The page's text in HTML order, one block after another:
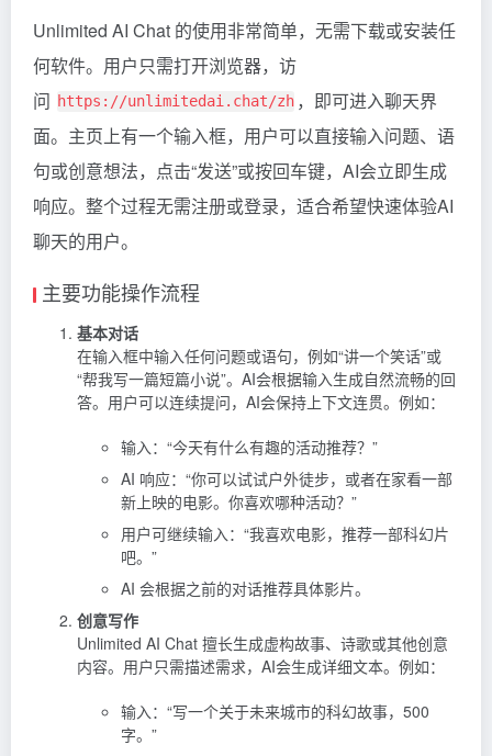
Unlimited AI Chat 的使用非常简单，无需下载或安装任
何软件。用户只需打开浏览器，访
问 https://unlimitedai.chat/zh ，即可进入聊天界
面。主页上有一个输入框，用户可以直接输入问题、语
句或创意想法，点击“发送”或按回车键，AI会立即生成
响应。整个过程无需注册或登录，适合希望快速体验AI
聊天的用户。
主要功能操作流程
基本对话
在输入框中输入任何问题或语句，例如“讲一个笑话”或
“帮我写一篇短篇小说”。AI会根据输入生成自然流畅的回
答。用户可以连续提问，AI会保持上下文连贯。例如：
输入：“今天有什么有趣的活动推荐？”
AI 响应：“你可以试试户外徒步，或者在家看一部
新上映的电影。你喜欢哪种活动？”
用户可继续输入：“我喜欢电影，推荐一部科幻片
吧。”
AI 会根据之前的对话推荐具体影片。
创意写作
Unlimited AI Chat 擅长生成虚构故事、诗歌或其他创意
内容。用户只需描述需求，AI会生成详细文本。例如：
输入：“写一个关于未来城市的科幻故事，500
字。”